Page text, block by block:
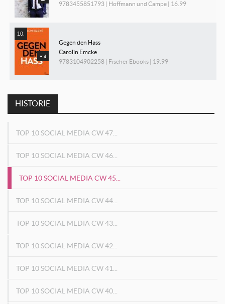
9783455851793 | Hoffmann und Campe | 16.99
4
Gegen den Hass
Carolin Emcke
9783104902258 | Fischer Ebooks | 19.99
HISTORIE
TOP 10 SOCIAL MEDIA CW 47...
TOP 10 SOCIAL MEDIA CW 46...
TOP 10 SOCIAL MEDIA CW 45...
TOP 10 SOCIAL MEDIA CW 44...
TOP 10 SOCIAL MEDIA CW 43...
TOP 10 SOCIAL MEDIA CW 42...
TOP 10 SOCIAL MEDIA CW 41...
TOP 10 SOCIAL MEDIA CW 40...